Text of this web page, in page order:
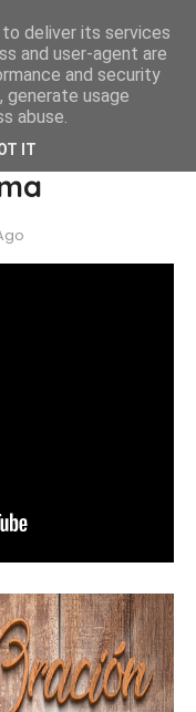
de la V
deliver its services
and user-agent are
and security
usage
abuse.
IT